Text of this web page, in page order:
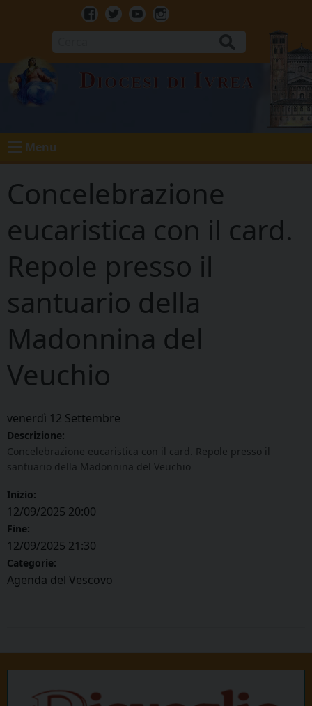
Facebook
TwitterYoutubeInstagram
Diocesi di Ivrea
Menu
Concelebrazione
eucaristica con il card.
Repole presso il
santuario della
Madonnina del
Veuchio
venerdì 12 Settembre
Descrizione:
Concelebrazione eucaristica con il card. Repole presso il
santuario della Madonnina del Veuchio
Inizio:
12/09/2025 20:00
Fine:
12/09/2025 21:30
Categorie:
Agenda del Vescovo